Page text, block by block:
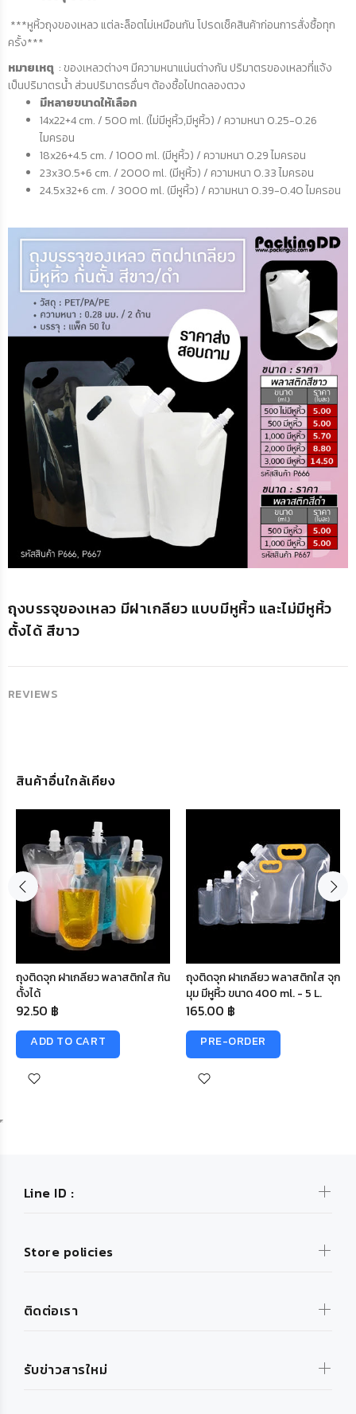
***หูหิ้วถุงของเหลว แต่ละล็อตไม่เหมือนกัน โปรดเช็คสินค้าก่อนการสั่งซื้อทุก
ครั้ง***
หมายเหตุ : ของเหลวต่างๆ มีความหนาแน่นต่างกัน ปริมาตรของเหลวที่แจ้ง
เป็นปริมาตรน้ำ ส่วนปริมาตรอื่นๆ ต้องซื้อไปทดลองตวง
มีหลายขนาดให้เลือก
14x22+4 cm. / 500 ml. (ไม่มีหูหิ้ว,มีหูหิ้ว) / ความหนา 0.25-0.26
ไมครอน
18x26+4.5 cm. / 1000 ml. (มีหูหิ้ว) / ความหนา 0.29 ไมครอน
23x30.5+6 cm. / 2000 ml. (มีหูหิ้ว) / ความหนา 0.33 ไมครอน
24.5x32+6 cm. / 3000 ml. (มีหูหิ้ว) / ความหนา 0.39-0.40 ไมครอน
ถุงบรรจุของเหลว มีฝาเกลียว แบบมีหูหิ้ว และไม่มีหูหิ้ว
ตั้งได้ สีขาว
REVIEWS
สินค้าอื่นใกล้เคียง
ถุงติดจุก ฝาเกลียว พลาสติกใส ก้น
ตั้งได้
92.50 ฿
ADD TO CART
ถุงติดจุก ฝาเกลียว พลาสติกใส จุก
มุม มีหูหิ้ว ขนาด 400 ml. - 5 L.
165.00 ฿
PRE-ORDER
Line ID :
Store policies
ติดต่อเรา
รับข่าวสารใหม่